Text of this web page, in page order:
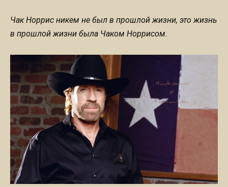
Чак Норрис никем не был в прошлой жизни, это жизнь
в прошлой жизни была Чаком Норрисом.